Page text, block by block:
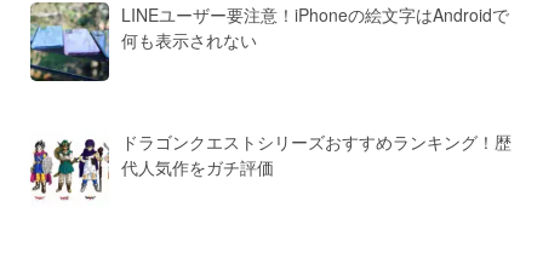
LINEユーザー要注意！iPhoneの絵文字はAndroidで
何も表示されない
ドラゴンクエストシリーズおすすめランキング！歴
代人気作をガチ評価